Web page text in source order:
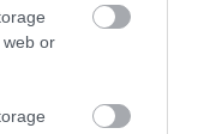
web or